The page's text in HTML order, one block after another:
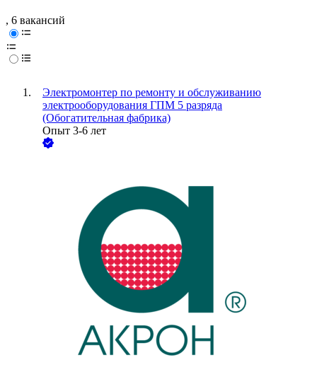
, 6 вакансий
Электромонтер по ремонту и обслуживанию
электрооборудования ГПМ 5 разряда
(Обогатительная фабрика)
Опыт 3-6 лет